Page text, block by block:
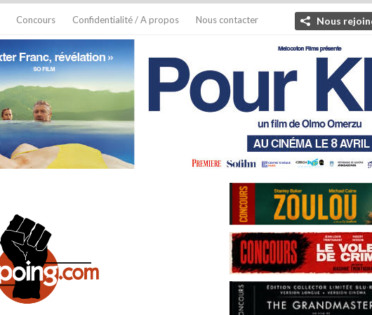
Concours Confidentialité / A propos Nous contacter Nous